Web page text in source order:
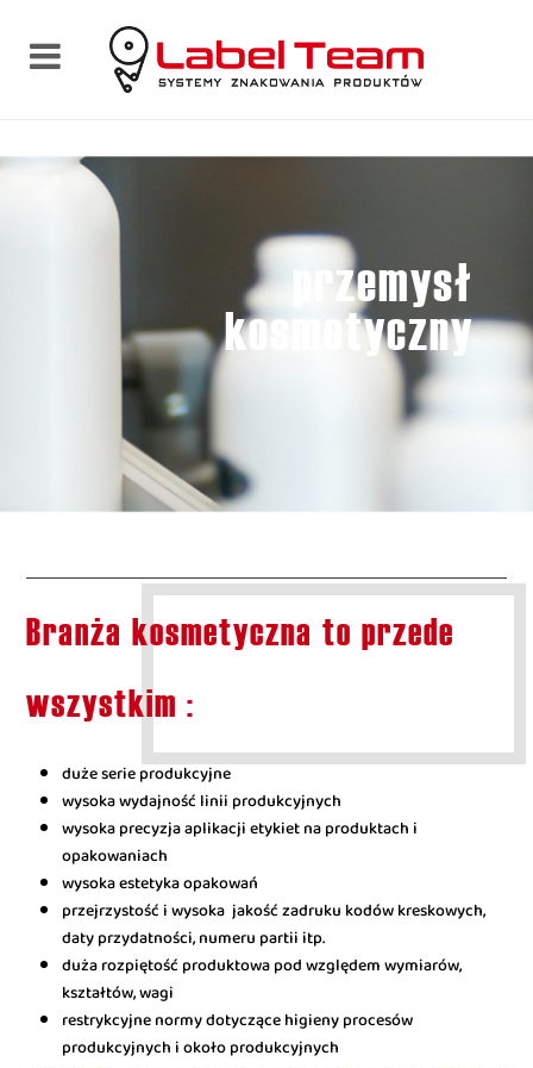
przemysł
kosmetyczny
Branża kosmetyczna to przede
wszystkim :
duże serie produkcyjne
wysoka wydajność linii produkcyjnych
wysoka precyzja aplikacji etykiet na produktach i
opakowaniach
wysoka estetyka opakowań
przejrzystość i wysoka jakość zadruku kodów kreskowych,
daty przydatności, numeru partii itp.
duża rozpiętość produktowa pod względem wymiarów,
kształtów, wagi
restrykcyjne normy dotyczące higieny procesów
produkcyjnych i około produkcyjnych